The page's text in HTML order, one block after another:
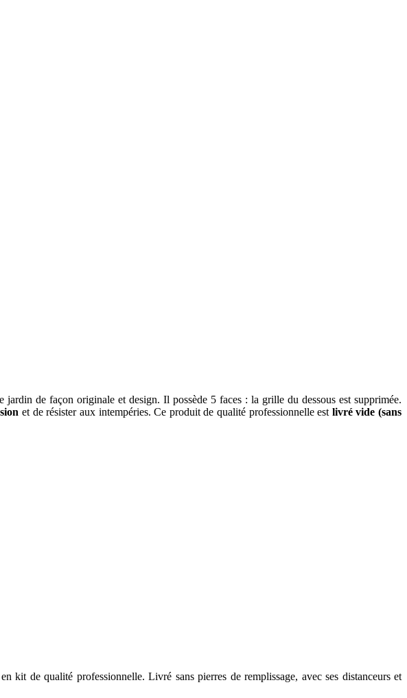
de façon originale et design. Il possède 5 faces : la grille du dessous est supprimée.
et de résister aux intempéries. Ce produit de qualité professionnelle est livré vide (sans
de qualité professionnelle. Livré sans pierres de remplissage, avec ses distanceurs et